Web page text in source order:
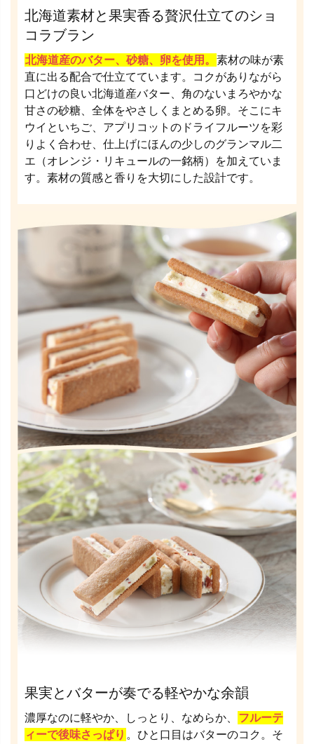
北海道素材と果実香る贅沢仕立てのショ
コラブラン
北海道産のバター、砂糖、卵を使用。 素材の味が素
直に出る配合で仕立てています。コクがありながら
口どけの良い北海道産バター、角のないまろやかな
甘さの砂糖、全体をやさしくまとめる卵。そこにキ
ウイといちご、アプリコットのドライフルーツを彩
りよく合わせ、仕上げにほんの少しのグランマル二
エ（オレンジ・リキュールの一銘柄）を加えていま
す。素材の質感と香りを大切にした設計です。
果実とバターが奏でる軽やかな余韻
濃厚なのに軽やか、しっとり、なめらか、
フルーテ
ィーで後味さっぱり 。ひと口目はバターのコク。そ